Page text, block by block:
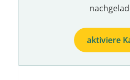
aktiviere